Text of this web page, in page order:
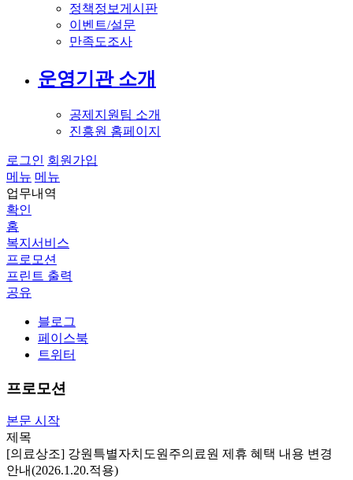
정책정보게시판
이벤트/설문
만족도조사
운영기관 소개
공제지원팀 소개
진흥원 홈페이지
로그인 회원가입
메뉴 메뉴
업무내역
확인
홈
복지서비스
프로모션
프린트 출력
공유
블로그
페이스북
트위터
프로모션
본문 시작
제목
[의료상조] 강원특별자치도원주의료원 제휴 혜택 내용 변경
안내(2026.1.20.적용)